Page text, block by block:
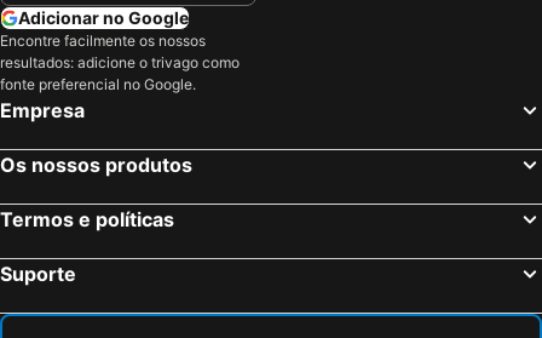
Adicionar no Google
Encontre facilmente os nossos
resultados: adicione o trivago como
fonte preferencial no Google.
Empresa
Os nossos produtos
Termos e políticas
Suporte